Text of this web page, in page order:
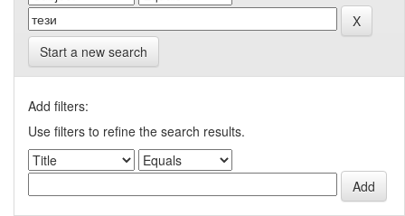
Start a new search
Add filters:
Use filters to refine the search results.